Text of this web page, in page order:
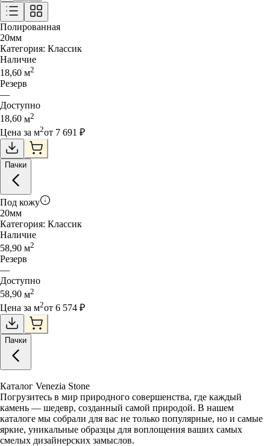
Полированная
20мм
Категория: Классик
Наличие
18,60 м2
Резерв
—
Доступно
18,60 м2
Цена за м2от 7 691 ₽
Пачки
Под кожу
20мм
Категория: Классик
Наличие
58,90 м2
Резерв
—
Доступно
58,90 м2
Цена за м2от 6 574 ₽
Пачки
Каталог Venezia Stone
Погрузитесь в мир природного совершенства, где каждый
камень — шедевр, созданный самой природой. В нашем
каталоге мы собрали для вас не только популярные, но и самые
яркие, уникальные образцы для воплощения ваших самых
смелых дизайнерских замыслов.